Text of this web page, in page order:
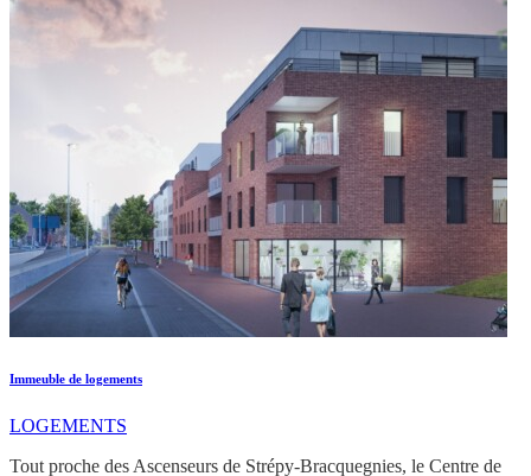
Immeuble de logements
LOGEMENTS
Tout proche des Ascenseurs de Strépy-Bracquegnies, le Centre de